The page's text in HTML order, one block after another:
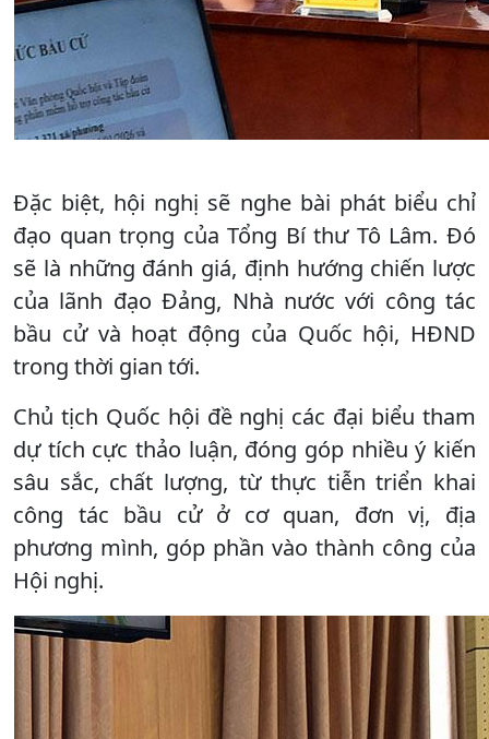
Đặc biệt, hội nghị sẽ nghe bài phát biểu chỉ
đạo quan trọng của Tổng Bí thư Tô Lâm. Đó
sẽ là những đánh giá, định hướng chiến lược
của lãnh đạo Đảng, Nhà nước với công tác
bầu cử và hoạt động của Quốc hội, HĐND
trong thời gian tới.
Chủ tịch Quốc hội đề nghị các đại biểu tham
dự tích cực thảo luận, đóng góp nhiều ý kiến
sâu sắc, chất lượng, từ thực tiễn triển khai
công tác bầu cử ở cơ quan, đơn vị, địa
phương mình, góp phần vào thành công của
Hội nghị.